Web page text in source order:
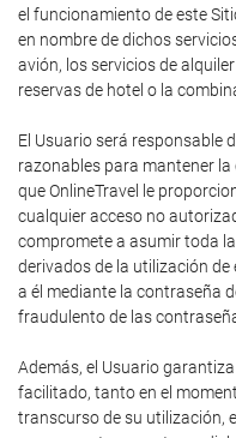
el funcionamiento de este
en nombre de dichos
avión, los servicios de
reservas de hotel o la
El Usuario será responsable
razonables para mantener
que OnlineTravel le
cualquier acceso no
compromete a asumir toda
derivados de la utilización de
a él mediante la contraseña
fraudulento de las
Además, el Usuario
facilitado, tanto en el
transcurso de su utilización,